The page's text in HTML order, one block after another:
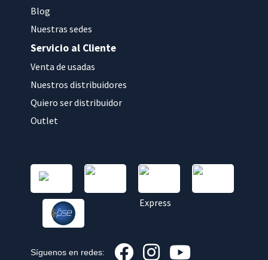
Blog
Nuestras sedes
Servicio al Cliente
Venta de usadas
Nuestros distribuidores
Quiero ser distribuidor
Outlet
Síguenos en redes: